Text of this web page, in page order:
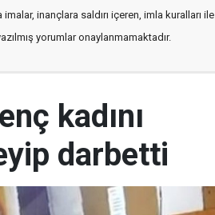
inançlara saldırı içeren, imla kuralları ile
yorumlar onaylanmamaktadır.
kadını
darbetti